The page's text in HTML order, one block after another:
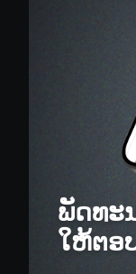
ພັດທະ
ໃຫ້ຕອ
ຂະບວນ
ສ່ວນວິ